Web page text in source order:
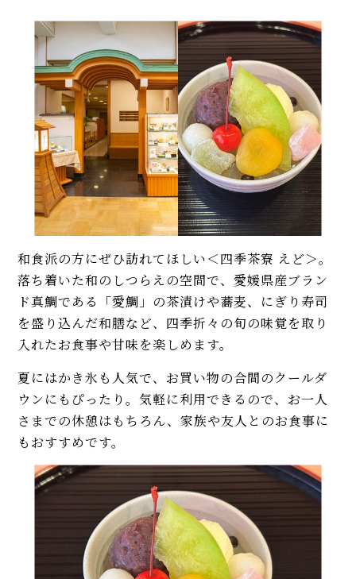
和食派の方にぜひ訪れてほしい＜四季茶寮 えど＞。
落ち着いた和のしつらえの空間で、愛媛県産ブラン
ド真鯛である「愛鯛」の茶漬けや蕎麦、にぎり寿司
を盛り込んだ和膳など、四季折々の旬の味覚を取り
入れたお食事や甘味を楽しめます。
夏にはかき氷も人気で、お買い物の合間のクールダ
ウンにもぴったり。気軽に利用できるので、お一人
さまでの休憩はもちろん、家族や友人とのお食事に
もおすすめです。